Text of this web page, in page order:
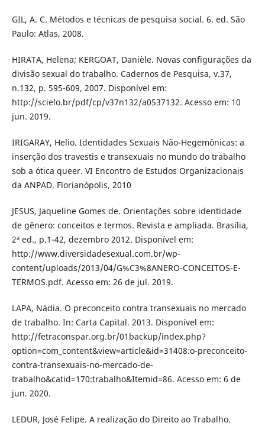
GIL, A. C. Métodos e técnicas de pesquisa social. 6. ed. São
Paulo: Atlas, 2008.
HIRATA, Helena; KERGOAT, Danièle. Novas configurações da
divisão sexual do trabalho. Cadernos de Pesquisa, v.37,
n.132, p. 595-609, 2007. Disponível em:
http://scielo.br/pdf/cp/v37n132/a0537132. Acesso em: 10
jun. 2019.
IRIGARAY, Helio. Identidades Sexuais Não-Hegemônicas: a
inserção dos travestis e transexuais no mundo do trabalho
sob a ótica queer. VI Encontro de Estudos Organizacionais
da ANPAD. Florianópolis, 2010
JESUS, Jaqueline Gomes de. Orientações sobre identidade
de gênero: conceitos e termos. Revista e ampliada. Brasília,
2ª ed., p.1-42, dezembro 2012. Disponível em:
http://www.diversidadesexual.com.br/wp-
content/uploads/2013/04/G%C3%8ANERO-CONCEITOS-E-
TERMOS.pdf. Acesso em: 26 de jul. 2019.
LAPA, Nádia. O preconceito contra transexuais no mercado
de trabalho. In: Carta Capital. 2013. Disponível em:
http://fetraconspar.org.br/01backup/index.php?
option=com_content&view=article&id=31408:o-preconceito-
contra-transexuais-no-mercado-de-
trabalho&catid=170:trabalho&Itemid=86. Acesso em: 6 de
jun. 2020.
LEDUR, José Felipe. A realização do Direito ao Trabalho.